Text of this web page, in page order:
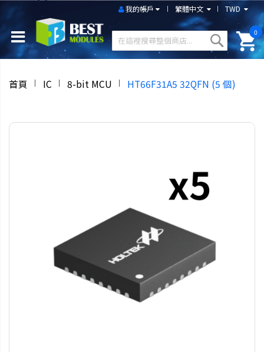
TWD
繁體中文
我的帳戶
0
首頁 IC 8-bit MCU HT66F31A5 32QFN (5 個)